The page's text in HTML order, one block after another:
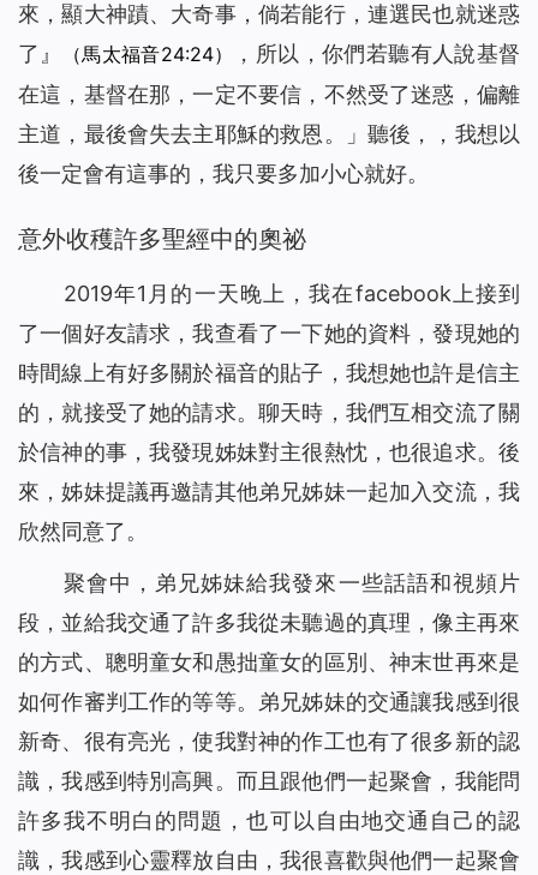
來，顯大神蹟、大奇事，倘若能行，連選民也就迷惑
了 』 （馬太福音24:24）
，所以，你們若聽有人說基督
在這，基督在那，一定不要信，不然受了迷惑，偏離
主道，最後會失去主耶穌的救恩。」聽後，，我想以
後一定會有這事的，我只要多加小心就好。
意外收穫許多聖經中的奧祕
2019年1月的一天晚上，我在facebook上接到
了一個好友請求，我查看了一下她的資料，發現她的
時間線上有好多關於福音的貼子，我想她也許是信主
的，就接受了她的請求。聊天時，我們互相交流了關
於信神的事，我發現姊妹對主很熱忱，也很追求。後
來，姊妹提議再邀請其他弟兄姊妹一起加入交流，我
欣然同意了。
聚會中，弟兄姊妹給我發來一些話語和視頻片
段，並給我交通了許多我從未聽過的真理，像主再來
的方式、聰明童女和愚拙童女的區別、神末世再來是
如何作審判工作的等等。弟兄姊妹的交通讓我感到很
新奇、很有亮光，使我對神的作工也有了很多新的認
識，我感到特別高興。而且跟他們一起聚會，我能問
許多我不明白的問題，也可以自由地交通自己的認
識，我感到心靈釋放自由，我很喜歡與他們一起聚會